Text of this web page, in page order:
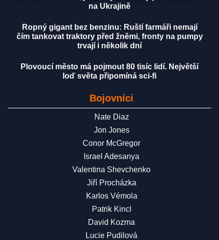
na Ukrajině
Ropný gigant bez benzinu: Ruští farmáři nemají
čím tankovat traktory před žněmi, fronty na pumpy
trvají i několik dní
Plovoucí město má pojmout 80 tisíc lidí. Největší
loď světa připomíná sci-fi
Bojovníci
Nate Diaz
Jon Jones
Conor McGregor
Israel Adesanya
Valentina Shevchenko
Jiří Procházka
Karlos Vémola
Patrik Kincl
David Kozma
Lucie Pudilová